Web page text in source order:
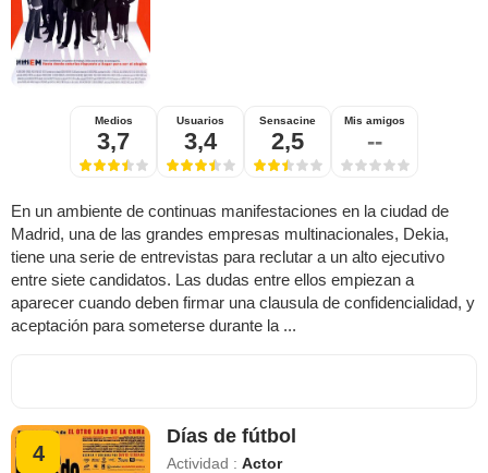
Medios
3,7
Usuarios
3,4
Sensacine
2,5
Mis amigos
--
En un ambiente de continuas manifestaciones en la ciudad de
Madrid, una de las grandes empresas multinacionales, Dekia,
tiene una serie de entrevistas para reclutar a un alto ejecutivo
entre siete candidatos. Las dudas entre ellos empiezan a
aparecer cuando deben firmar una clausula de confidencialidad, y
aceptación para someterse durante la ...
4
Días de fútbol
Actividad :Actor